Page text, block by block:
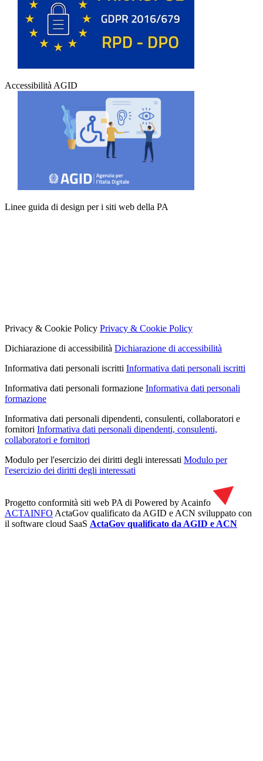
Accessibilità AGID
Linee guida di design per i siti web della PA
Privacy & Cookie Policy Privacy & Cookie Policy
Dichiarazione di accessibilità Dichiarazione di accessibilità
Informativa dati personali iscritti Informativa dati personali iscritti
Informativa dati personali formazione Informativa dati personali
formazione
Informativa dati personali dipendenti, consulenti, collaboratori e
fornitori Informativa dati personali dipendenti, consulenti,
collaboratori e fornitori
Modulo per l'esercizio dei diritti degli interessati Modulo per
l'esercizio dei diritti degli interessati
Progetto conformità siti web PA di Powered by Acainfo
ACTAINFO ActaGov qualificato da AGID e ACN sviluppato con
il software cloud SaaS ActaGov qualificato da AGID e ACN